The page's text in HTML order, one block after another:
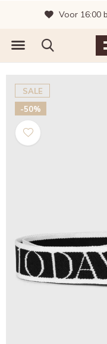
Voor 16:00
SALE
-50%